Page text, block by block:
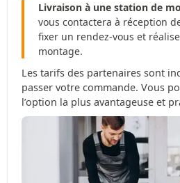
Livraison à une station de
vous contactera à réception
fixer un rendez-vous et
montage.
Les tarifs des partenaires sont
passer votre commande. Vous
l’option la plus avantageuse et